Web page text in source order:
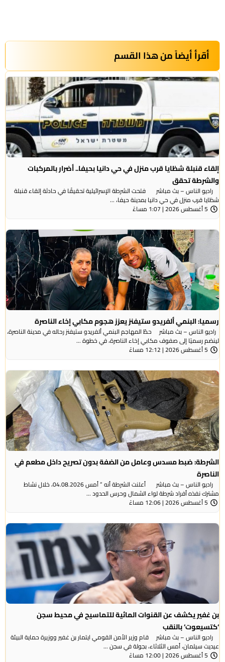
أقرأ أيضاً من هذا القسم
إلقاء قنبلة شظايا قرب منزل في حي دانيا بحيفا.. أضرار بالمركبات
والشرطة تحقق
راديو الناس – بث مباشر فتحت الشرطة الإسرائيلية تحقيقًا في حادثة إلقاء قنبلة
شظايا قرب منزل في حي دانيا بمدينة حيفا، ...
5 أغسطس 2026 | 1:07 مساءً
رسميا: البنمي ألفريدو ستيفنز يعزز هجوم مكابي إخاء الناصرة
راديو الناس – بث مباشر حطّ المهاجم البنمي ألفريدو ستيفنز رحاله في مدينة الناصرة،
لينضم رسميًا إلى صفوف مكابي إخاء الناصرة، في خطوة ...
5 أغسطس 2026 | 12:12 مساءً
الشرطة: ضبط مسدس وعامل من الضفة بدون تصريح داخل مطعم في
الناصرة
راديو الناس – بث مباشر أعلنت الشرطة أنه ” أمس 04.08.2026، خلال نشاط
مشترك نفذه أفراد شرطة لواء الشمال وحرس الحدود ...
5 أغسطس 2026 | 12:06 مساءً
بن غفير يكشف عن القنوات المائية للتماسيح في محيط سجن
‘كتسيعوت‘ بالنقب
راديو الناس – بث مباشر قام وزير الأمن القومي ايتمار بن غفير ووزيرة حماية البيئة
عيديت سيلمان، أمس الثلاثاء، بجولة في سجن ...
5 أغسطس 2026 | 12:00 مساءً